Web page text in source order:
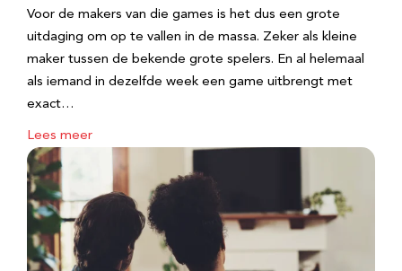
Voor de makers van die games is het dus een grote
uitdaging om op te vallen in de massa. Zeker als kleine
maker tussen de bekende grote spelers. En al helemaal
als iemand in dezelfde week een game uitbrengt met
exact…
Lees meer